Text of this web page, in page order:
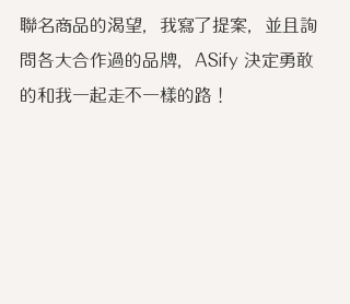
聯名商品的渴望，我寫了提案，並且詢
問各大合作過的品牌，ASify 決定勇敢
的和我一起走不一樣的路！